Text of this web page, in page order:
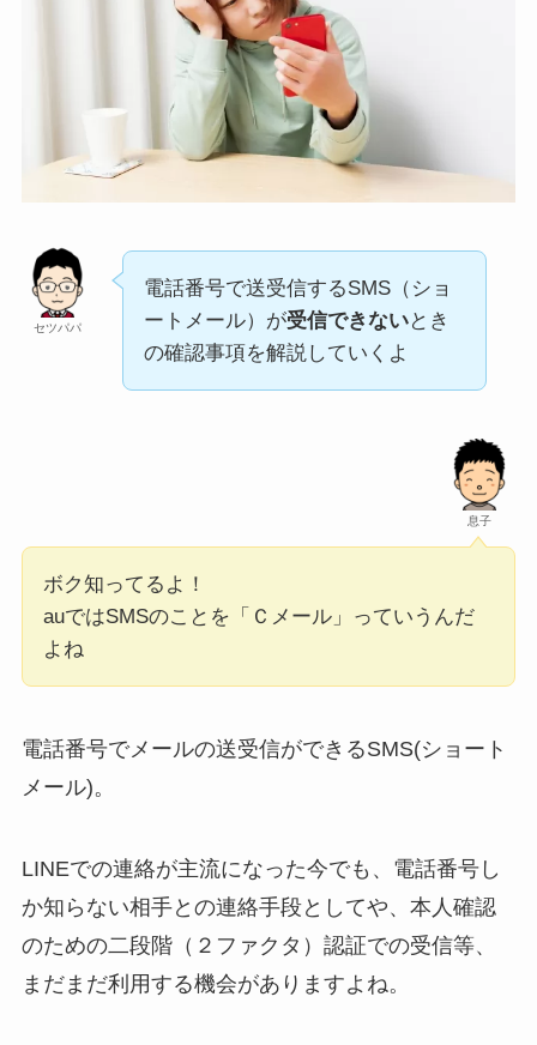
セツパパ
電話番号で送受信するSMS（ショ
ートメール）が受信できないとき
の確認事項を解説していくよ
息子
ボク知ってるよ！
auではSMSのことを「Ｃメール」っていうんだ
よね
電話番号でメールの送受信ができるSMS(ショート
メール)。
LINEでの連絡が主流になった今でも、電話番号し
か知らない相手との連絡手段としてや、本人確認
のための二段階（２ファクタ）認証での受信等、
まだまだ利用する機会がありますよね。